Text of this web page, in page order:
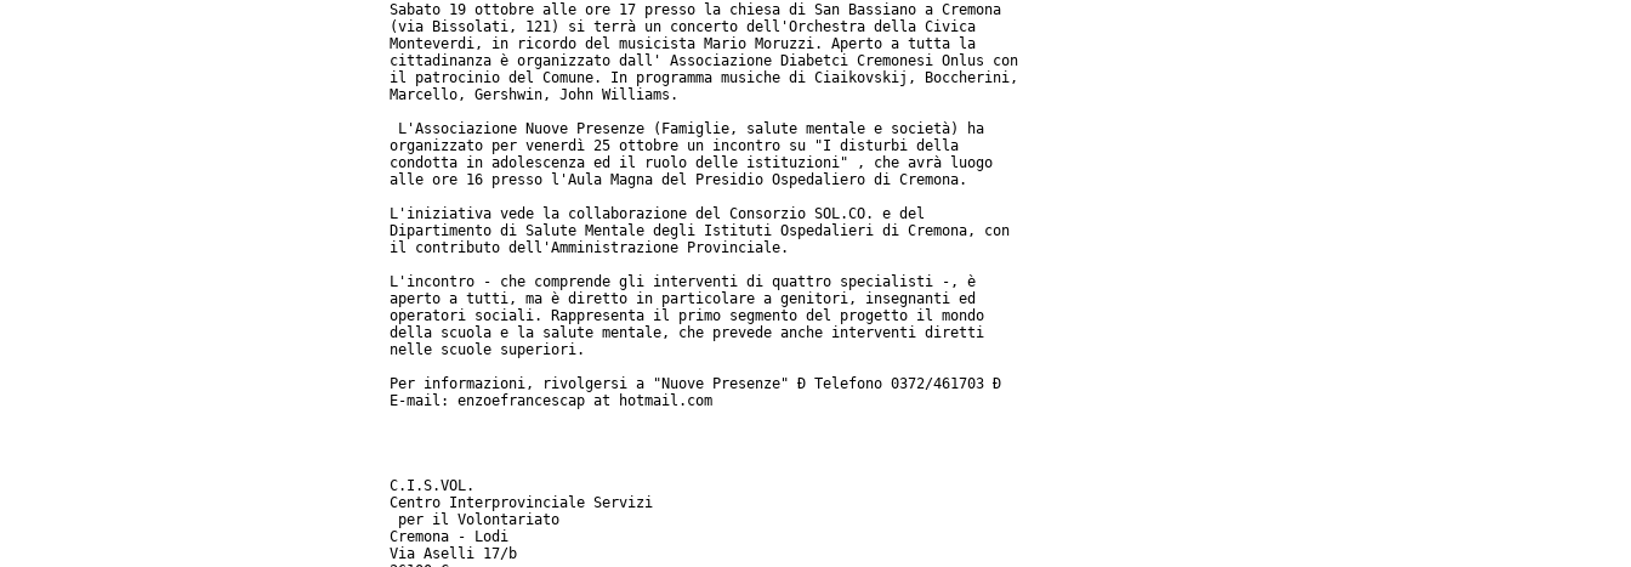
Sabato 19 ottobre alle ore 17 presso la chiesa di San Bassiano a Cremona
(via Bissolati, 121) si terrà un concerto dell'Orchestra della Civica
Monteverdi, in ricordo del musicista Mario Moruzzi. Aperto a tutta la
cittadinanza è organizzato dall' Associazione Diabetci Cremonesi Onlus con
il patrocinio del Comune. In programma musiche di Ciaikovskij, Boccherini,
Marcello, Gershwin, John Williams.
L'Associazione Nuove Presenze (Famiglie, salute mentale e società) ha
organizzato per venerdì 25 ottobre un incontro su "I disturbi della
condotta in adolescenza ed il ruolo delle istituzioni" , che avrà luogo
alle ore 16 presso l'Aula Magna del Presidio Ospedaliero di Cremona.
L'iniziativa vede la collaborazione del Consorzio SOL.CO. e del
Dipartimento di Salute Mentale degli Istituti Ospedalieri di Cremona, con
il contributo dell'Amministrazione Provinciale.
L'incontro - che comprende gli interventi di quattro specialisti -, è
aperto a tutti, ma è diretto in particolare a genitori, insegnanti ed
operatori sociali. Rappresenta il primo segmento del progetto il mondo
della scuola e la salute mentale, che prevede anche interventi diretti
nelle scuole superiori.
Per informazioni, rivolgersi a "Nuove Presenze" Ð Telefono 0372/461703 Ð
E-mail: enzoefrancescap at hotmail.com
C.I.S.VOL.
Centro Interprovinciale Servizi
per il Volontariato
Cremona - Lodi
Via Aselli 17/b